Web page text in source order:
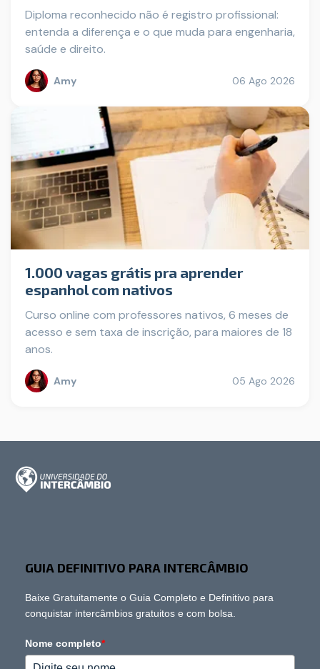
Diploma reconhecido não é registro profissional:
entenda a diferença e o que muda para engenharia,
saúde e direito.
Amy 06 Ago 2026
1.000 vagas grátis pra aprender
espanhol com nativos
Curso online com professores nativos, 6 meses de
acesso e sem taxa de inscrição, para maiores de 18
anos.
Amy 05 Ago 2026
GUIA DEFINITIVO PARA INTERCÂMBIO
Baixe Gratuitamente o Guia Completo e Definitivo para
conquistar intercâmbios gratuitos e com bolsa.
Nome completo*